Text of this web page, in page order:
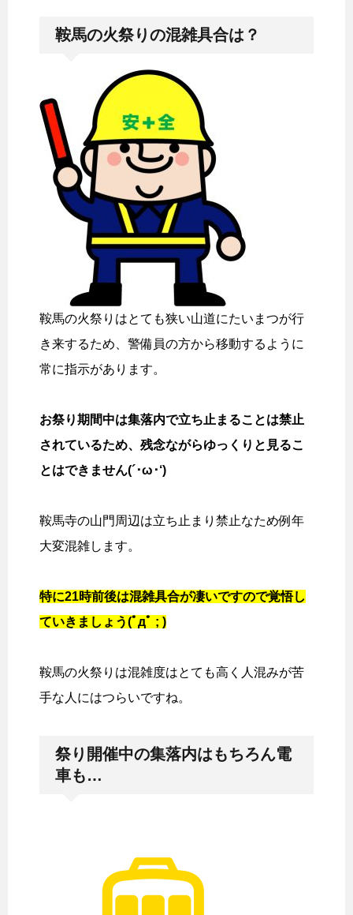
鞍馬の火祭りの混雑具合は？
鞍馬の火祭りはとても狭い山道にたいまつが行
き来するため、警備員の方から移動するように
常に指示があります。
お祭り期間中は集落内で立ち止まることは禁止
されているため、残念ながらゆっくりと見るこ
とはできません(´･ω･‘)
鞍馬寺の山門周辺は立ち止まり禁止なため例年
大変混雑します。
特に21時前後は混雑具合が凄いですので覚悟し
ていきましょう(ﾟдﾟ ; )
鞍馬の火祭りは混雑度はとても高く人混みが苦
手な人にはつらいですね。
祭り開催中の集落内はもちろん電
車も…